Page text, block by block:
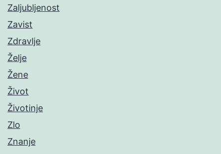
Zaljubljenost
Zavist
Zdravlje
Želje
Žene
Život
Životinje
Zlo
Znanje